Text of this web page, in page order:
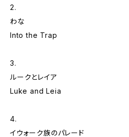
2.
わな
Into the Trap
3.
ルークとレイア
Luke and Leia
4.
イウォーク族のパレード